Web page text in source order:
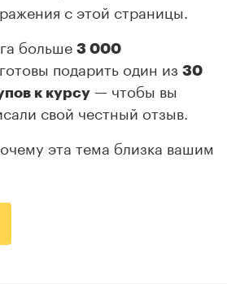
с этой страницы.
больше 3 000
подарить один из 30
к курсу — чтобы вы
свой честный отзыв.
эта тема близка вашим